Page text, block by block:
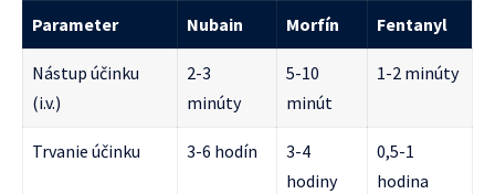
Parameter Nubain Morfín Fentanyl
Nástup účinku
(i.v.)
2-3
minúty
5-10
minút
1-2 minúty
Trvanie účinku 3-6 hodín
3-4
hodiny
0,5-1
hodina